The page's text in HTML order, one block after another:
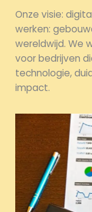
Onze visie:
werken:
wereldwijd. We
voor bedrijven
technologie,
impact.